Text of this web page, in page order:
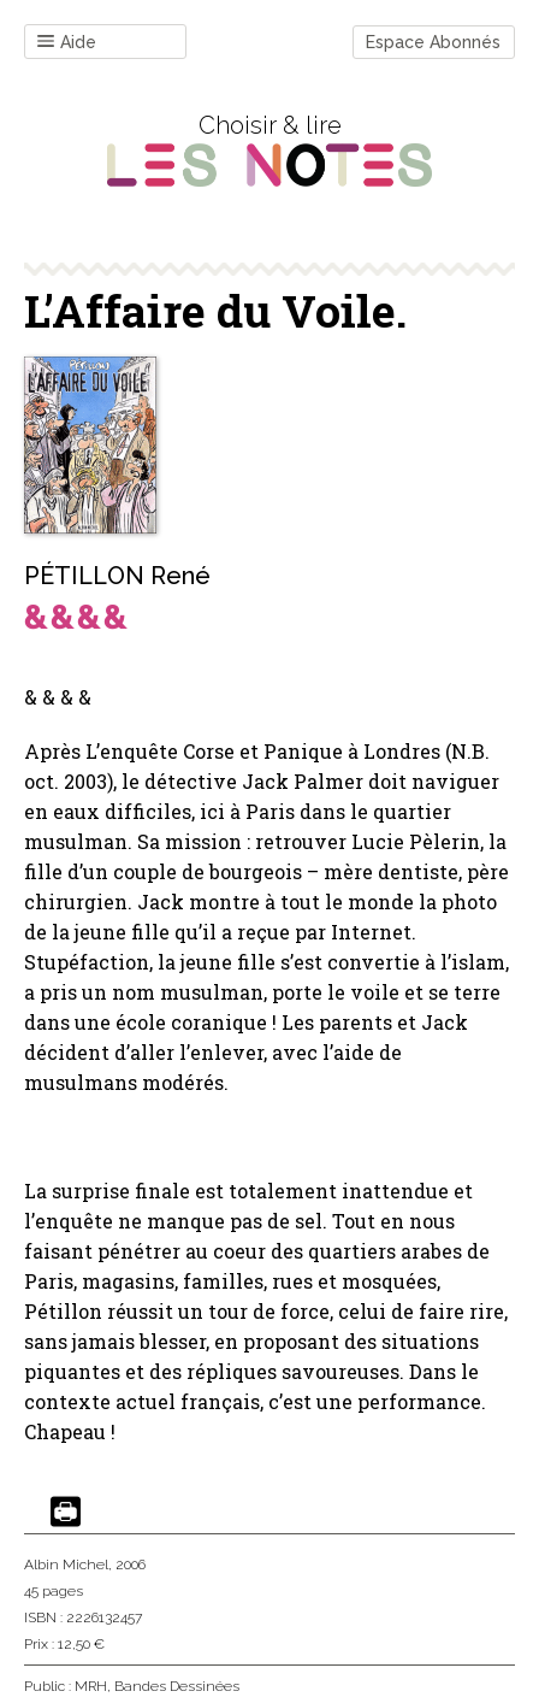
Aide Espace Abonnés
Choisir & lire
L’Affaire du Voile.
PÉTILLON René
& & & &
Après L’enquête Corse et Panique à Londres (N.B.
oct. 2003), le détective Jack Palmer doit naviguer
en eaux difficiles, ici à Paris dans le quartier
musulman. Sa mission : retrouver Lucie Pèlerin, la
fille d’un couple de bourgeois – mère dentiste, père
chirurgien. Jack montre à tout le monde la photo
de la jeune fille qu’il a reçue par Internet.
Stupéfaction, la jeune fille s’est convertie à l’islam,
a pris un nom musulman, porte le voile et se terre
dans une école coranique ! Les parents et Jack
décident d’aller l’enlever, avec l’aide de
musulmans modérés.
La surprise finale est totalement inattendue et
l’enquête ne manque pas de sel. Tout en nous
faisant pénétrer au coeur des quartiers arabes de
Paris, magasins, familles, rues et mosquées,
Pétillon réussit un tour de force, celui de faire rire,
sans jamais blesser, en proposant des situations
piquantes et des répliques savoureuses. Dans le
contexte actuel français, c’est une performance.
Chapeau !
Albin Michel, 2006
45 pages
ISBN : 2226132457
Prix : 12,50 €
Public : MRH, Bandes Dessinées